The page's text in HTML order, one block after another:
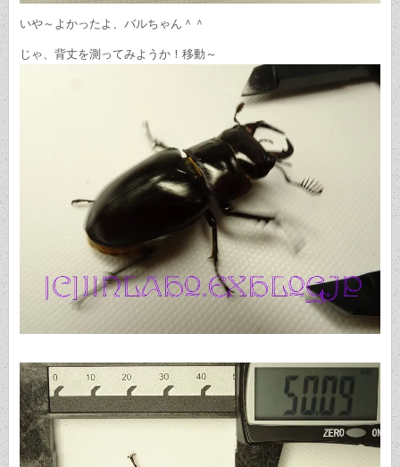
いや～よかったよ、バルちゃん＾＾
じゃ、背丈を測ってみようか！移動～